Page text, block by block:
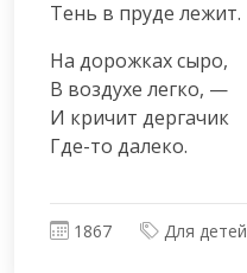
Тень в пруде лежит.
На дорожках сыро,
В воздухе легко, —
И кричит дергачик
Где-то далеко.
1867 Для детей